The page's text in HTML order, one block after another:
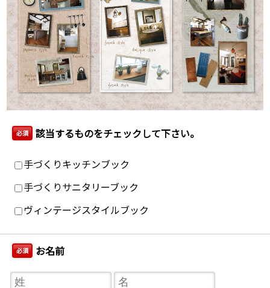
必須 該当するものをチェックして下さい。
手づくりキッチンブック
手づくりサニタリーブック
ヴィンテージスタイルブック
必須 お名前